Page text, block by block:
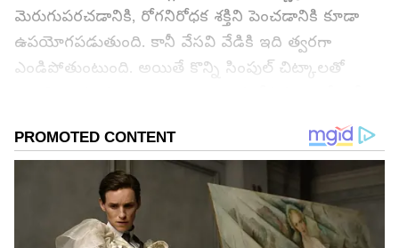
మెరుగుపరచడానికి, రోగనిరోధక శక్తిని పెంచడానికి కూడా
ఉపయోగపడుతుంది. కానీ వేసవి వేడికి ఇది త్వరగా
ఎండిపోతుంటుంది. అయితే కొన్ని సింపుల్ చిట్కాలతో
గూగుల్‌లో ఆసక్తికరమైన సమాచారం కోసం ఏసియానెట్ తెలుగు
ను మీ ఫ్రిఫర్డ్ సోర్స్ గా ఎంచుకోండి